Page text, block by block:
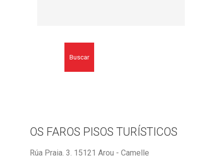
Buscar
OS FAROS PISOS TURÍSTICOS
Rúa Praia. 3. 15121 Arou - Camelle